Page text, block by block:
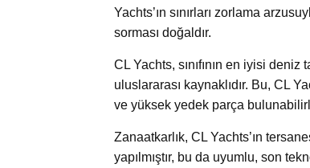
Yachts’ın sınırları zorlama
sorması doğaldır.
CL Yachts, sınıfının en iyisi
uluslararası kaynaklıdır. Bu, CL
ve yüksek yedek parça
Zanaatkarlık, CL Yachts’ın
yapılmıştır, bu da uyumlu, son